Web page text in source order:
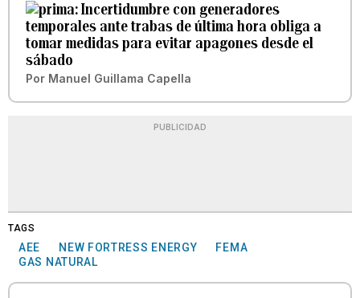
Incertidumbre con generadores
temporales ante trabas de última hora obliga a
tomar medidas para evitar apagones desde el
sábado
Por Manuel Guillama Capella
PUBLICIDAD
TAGS
AEE NEW FORTRESS ENERGY
FEMA
GAS NATURAL